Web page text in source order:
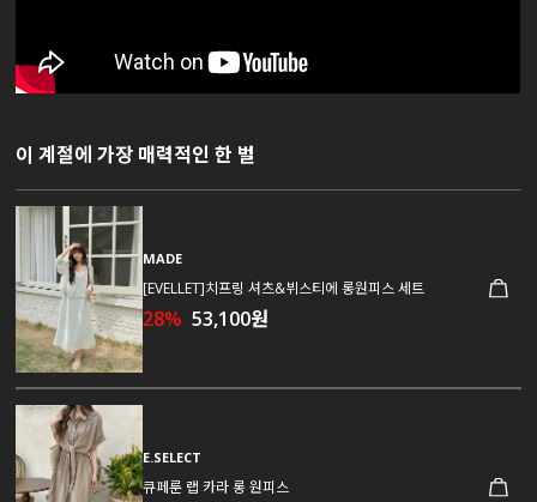
이 계절에 가장 매력적인 한 벌
MADE
[EVELLET]치프링 셔츠&뷔스티에 롱원피스 세트
28% 53,100원
E.SELECT
큐페룬 랩 카라 롱 원피스